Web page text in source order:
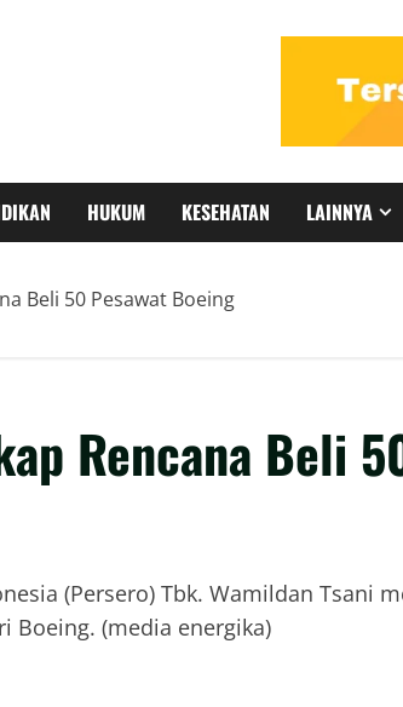
HUKUM KESEHATAN LAINNYA
Beli 50 Pesawat Boeing
Rencana Beli
(Persero) Tbk. Wamildan Tsani
Boeing. (media energika)